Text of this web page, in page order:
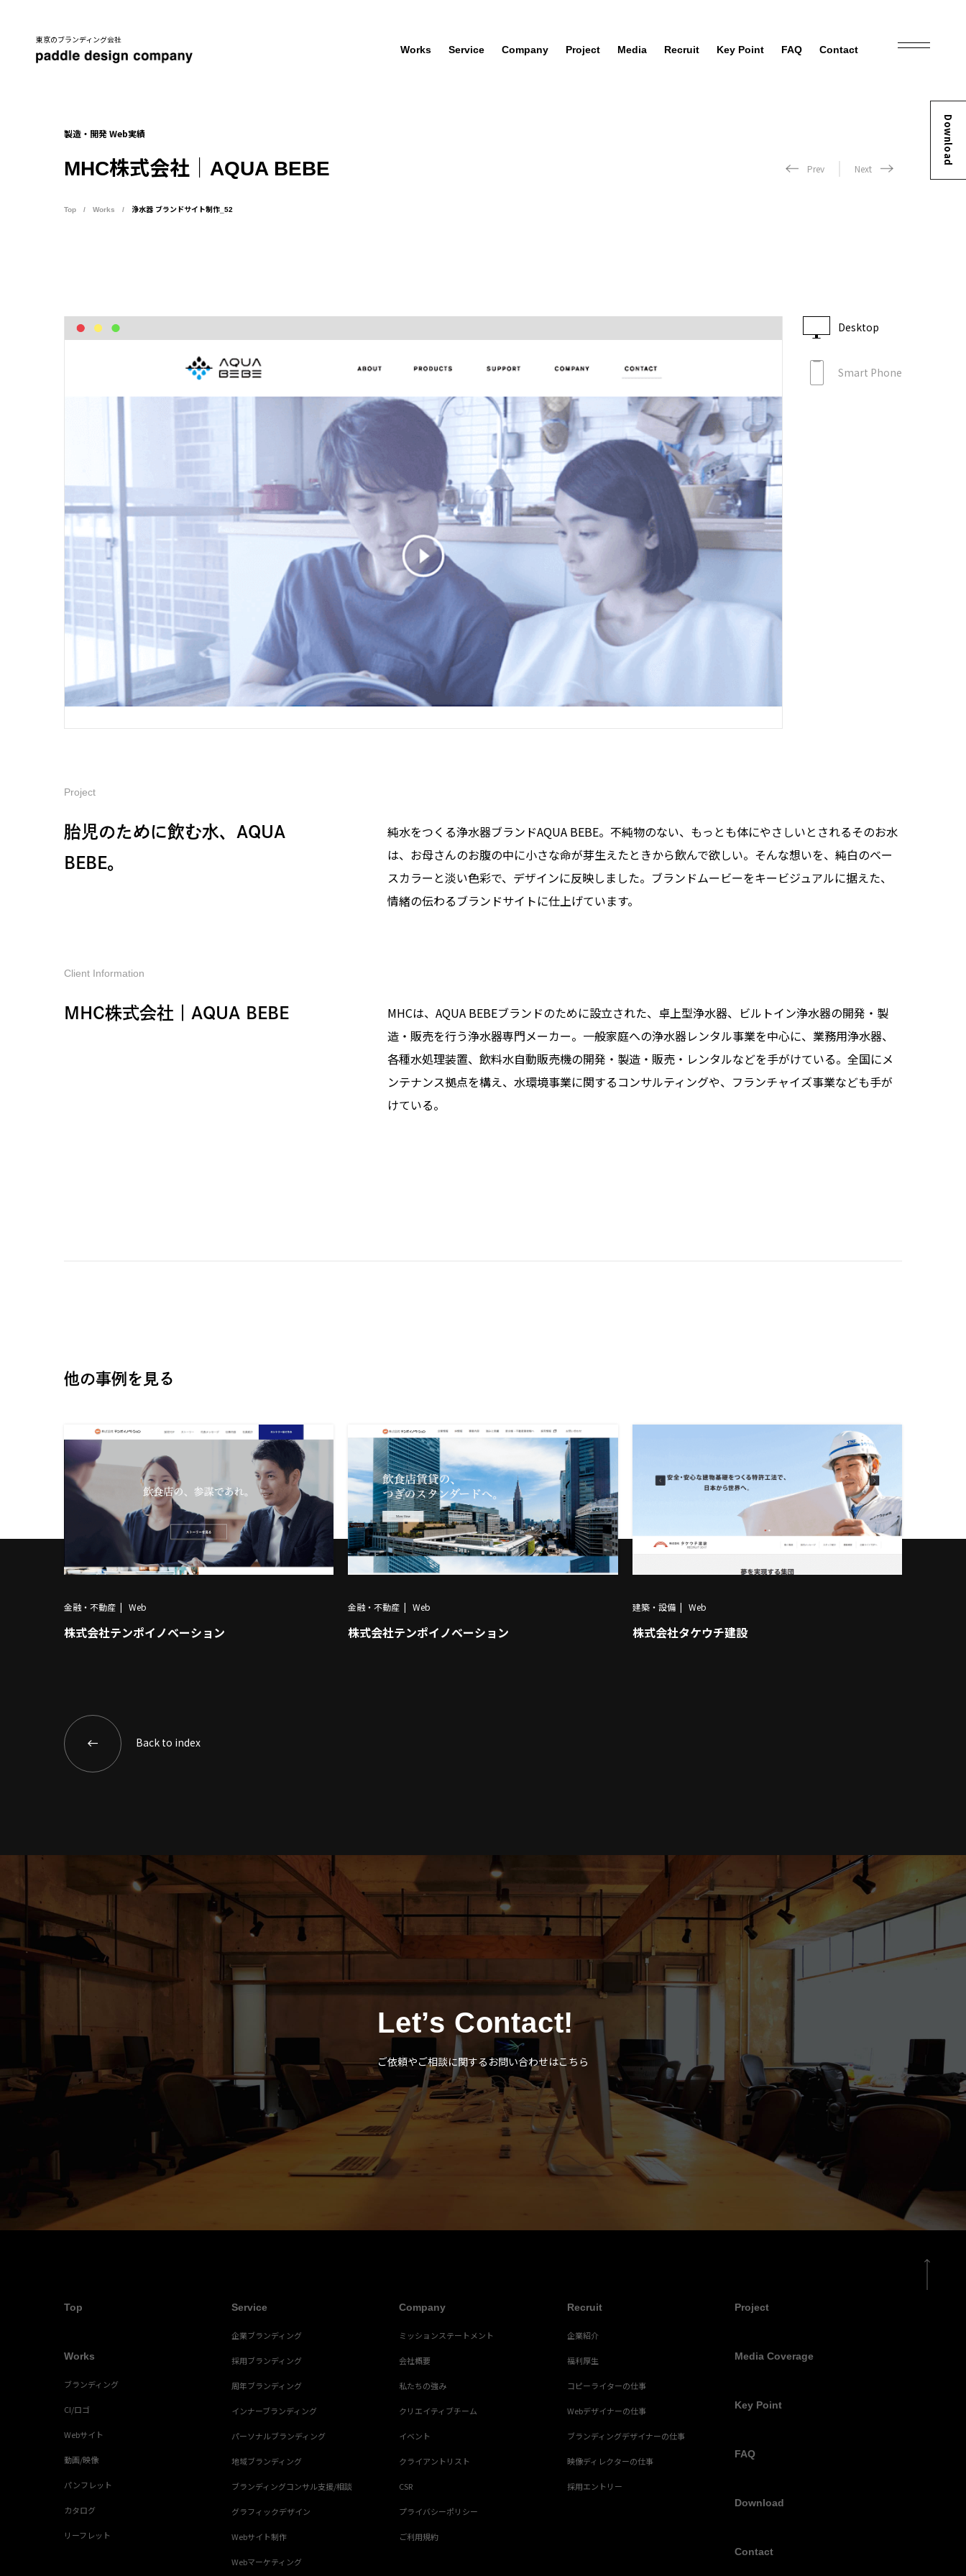
東京のブランディング会社
Works Service Company Project Media Recruit Key Point FAQ Contact
Download
製造・開発 Web実績
MHC株式会社｜AQUA BEBE Prev Next
Top Works 浄水器 ブランドサイト制作_52
Desktop
Smart Phone
Project
胎児のために飲む水、AQUA
BEBE。
純水をつくる浄水器ブランドAQUA BEBE。不純物のない、もっとも体にやさしいとされるそのお水
は、お母さんのお腹の中に小さな命が芽生えたときから飲んで欲しい。そんな想いを、純白のベー
スカラーと淡い色彩で、デザインに反映しました。ブランドムービーをキービジュアルに据えた、
情緒の伝わるブランドサイトに仕上げています。
Client Information
MHC株式会社｜AQUA BEBE
MHCは、AQUA BEBEブランドのために設立された、卓上型浄水器、ビルトイン浄水器の開発・製
造・販売を行う浄水器専門メーカー。一般家庭への浄水器レンタル事業を中心に、業務用浄水器、
各種水処理装置、飲料水自動販売機の開発・製造・販売・レンタルなどを手がけている。全国にメ
ンテナンス拠点を構え、水環境事業に関するコンサルティングや、フランチャイズ事業なども手が
けている。
他の事例を見る
金融・不動産 Web
株式会社テンポイノベーション
金融・不動産 Web
株式会社テンポイノベーション
建築・設備 Web
株式会社タケウチ建設
Back to index
Let’s Contact!
ご依頼やご相談に関するお問い合わせはこちら
Top
Works
ブランディング
CI/ロゴ
Webサイト
動画/映像
パンフレット
カタログ
リーフレット
Service
企業ブランディング
採用ブランディング
周年ブランディング
インナーブランディング
パーソナルブランディング
地域ブランディング
ブランディングコンサル支援/相談
グラフィックデザイン
Webサイト制作
Webマーケティング
Company
ミッションステートメント
会社概要
私たちの強み
クリエイティブチーム
イベント
クライアントリスト
CSR
プライバシーポリシー
ご利用規約
Recruit
企業紹介
福利厚生
コピーライターの仕事
Webデザイナーの仕事
ブランディングデザイナーの仕事
映像ディレクターの仕事
採用エントリー
Project
Media Coverage
Key Point
FAQ
Download
Contact